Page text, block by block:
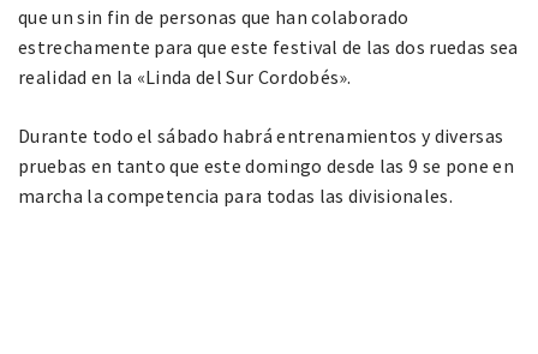
que un sin fin de personas que han colaborado
estrechamente para que este festival de las dos ruedas sea
realidad en la «Linda del Sur Cordobés».
Durante todo el sábado habrá entrenamientos y diversas
pruebas en tanto que este domingo desde las 9 se pone en
marcha la competencia para todas las divisionales.